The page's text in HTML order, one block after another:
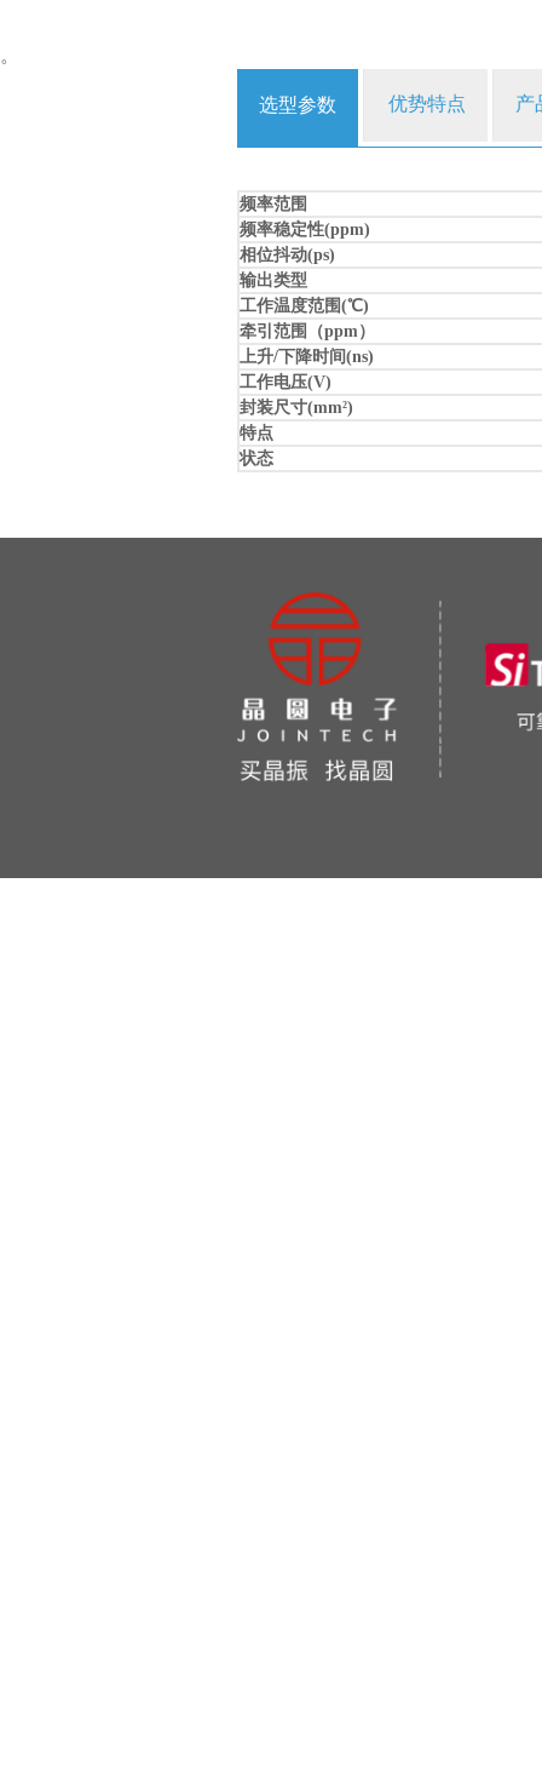
。
选型参数 优势特点 产
频率范围
频率稳定性(ppm)
相位抖动(ps)
输出类型
工作温度范围(℃)
牵引范围（ppm）
上升/下降时间(ns)
工作电压(V)
封装尺寸(mm2)
特点
状态